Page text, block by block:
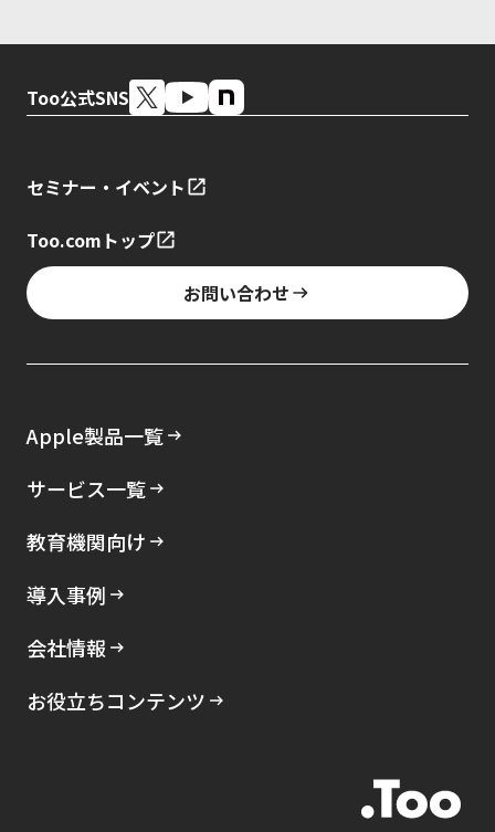
Too公式SNS
セミナー・イベント
Too.comトップ
お問い合わせ
Apple製品一覧
サービス一覧
教育機関向け
導入事例
会社情報
お役立ちコンテンツ